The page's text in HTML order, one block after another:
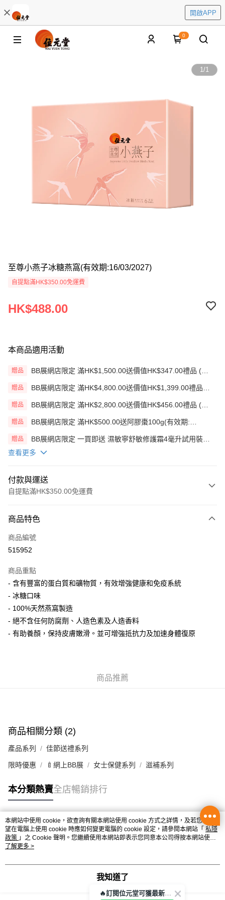
開啟APP
0
1/1
至尊小燕子冰糖燕窩(有效期:16/03/2027)
自提點滿HK$350.00免運費
HK$488.00
本商品適用活動
贈品
BB展網店限定 滿HK$1,500.00送價值HK$347.00禮品 (贈
贈品
BB展網店限定 滿HK$4,800.00送價值HK$1,399.00禮品
贈品
BB展網店限定 滿HK$2,800.00送價值HK$456.00禮品 (贈
贈品
BB展網店限定 滿HK$500.00送阿膠棗100g(有效期:
贈品
BB展網店限定 一買即送 濕敏寧舒敏修護霜4毫升試用裝
X2 包(贈品)(送完即止)
查看更多
付款與運送
自提點滿HK$350.00免運費
信用卡
AlipayHK
WeChat Pay
送貨方式
順豐自助櫃
每筆HK$50.00，滿HK$350.00或以上免運費
每筆HK$50.00，滿HK$300.00或以上免運費
商品特色
商品編號
515952
商品重點
- 含有豐富的蛋白質和礦物質，有效增強健康和免疫系統
- 冰糖口味
- 100%天然燕窩製造
- 絕不含任何防腐劑、人造色素及人造香料
- 有助養顏，保持皮膚嫩滑。並可增強抵抗力及加速身體復原
商品推薦
商品相關分類 (2)
產品系列 佳節送禮系列
限時優惠 🍼網上BB展 女士保健系列 滋補系列
本分類熱賣全店暢銷排行
熱門標籤
熱銷排行
本網站中使用 cookie，欲查詢有關本網站使用 cookie 方式之詳情，及若您不希
望在電腦上使用 cookie 時應如何變更電腦的 cookie 設定，請參閱本網站「 私隱
政策 」之 Cookie 聲明。您繼續使用本網站即表示您同意本公司得按本網站使用
條款之 Cookie 聲明使用 cookie。
了解更多 >
我知道了
🔥訂閱位元堂可獲最新優惠及活動資訊🔥